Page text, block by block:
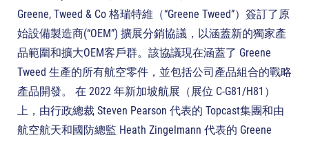
Greene, Tweed & Co 格瑞特維（“Greene Tweed”）簽訂了原
始設備製造商(“OEM”) 擴展分銷協議，以涵蓋新的獨家產
品範圍和擴大OEM客戶群。該協議現在涵蓋了 Greene
Tweed 生產的所有航空零件，並包括公司產品組合的戰略
產品開發。 在 2022 年新加坡航展（展位 C-G81/H81）
上，由行政總裁 Steven Pearson 代表的 Topcast集團和由
航空航天和國防總監 Heath Zingelmann 代表的 Greene